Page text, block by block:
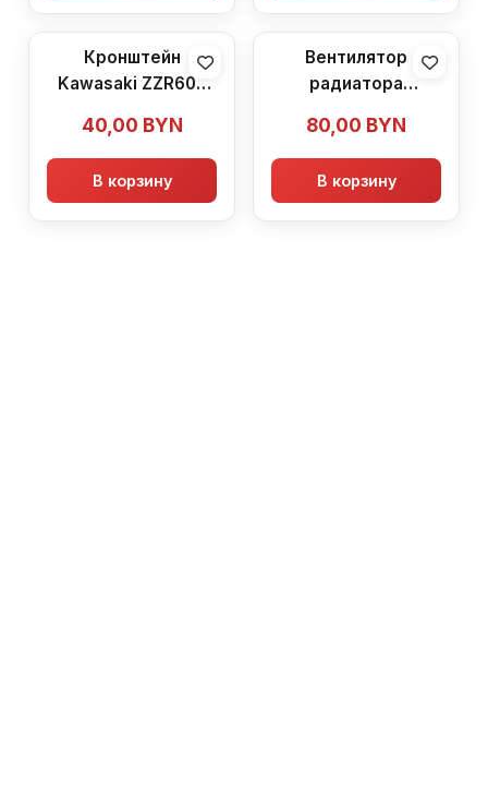
Кронштейн
Kawasaki ZZR600
40,00 BYN
В корзину
Вентилятор
радиатора
(1990-1992)
80,00 BYN
В корзину